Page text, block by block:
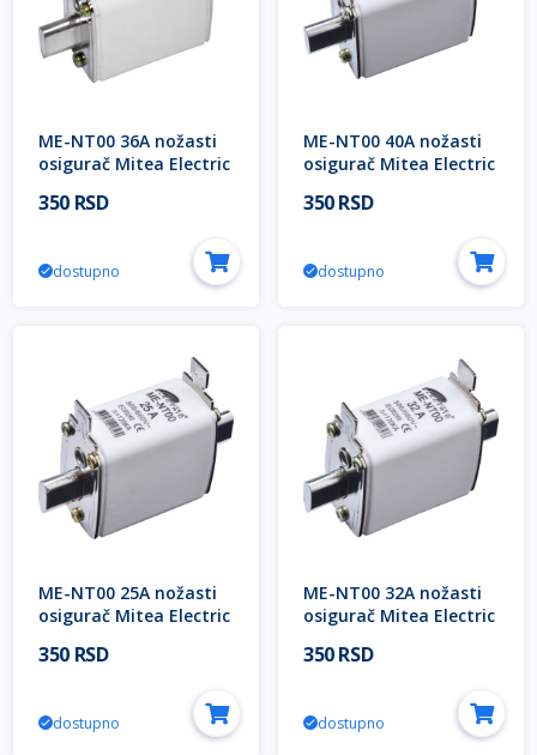
ME-NT00 36A nožasti
osigurač Mitea Electric
350 RSD
dostupno
ME-NT00 40A nožasti
osigurač Mitea Electric
350 RSD
dostupno
ME-NT00 25A nožasti
osigurač Mitea Electric
350 RSD
dostupno
ME-NT00 32A nožasti
osigurač Mitea Electric
350 RSD
dostupno